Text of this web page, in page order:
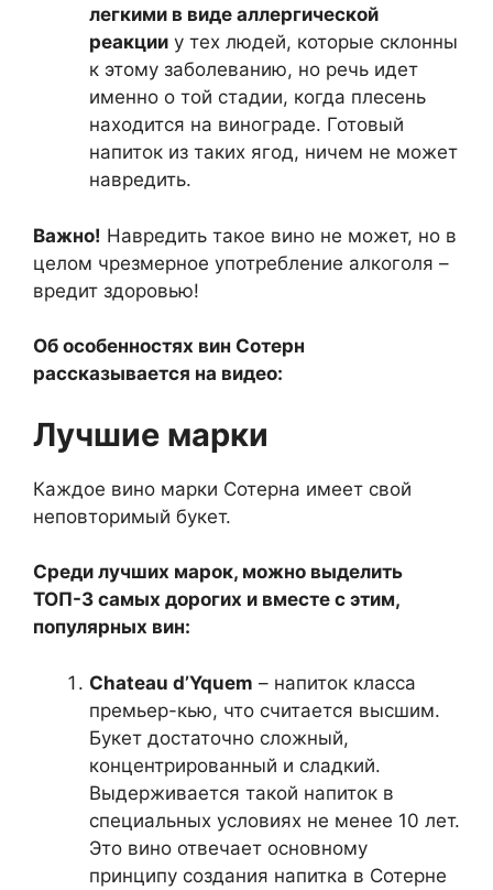
легкими в виде аллергической
реакции у тех людей, которые склонны
к этому заболеванию, но речь идет
именно о той стадии, когда плесень
находится на винограде. Готовый
напиток из таких ягод, ничем не может
навредить.
Важно! Навредить такое вино не может, но в
целом чрезмерное употребление алкоголя –
вредит здоровью!
Об особенностях вин Сотерн
рассказывается на видео:
Лучшие марки
Каждое вино марки Сотерна имеет свой
неповторимый букет.
Среди лучших марок, можно выделить
ТОП-3 самых дорогих и вместе с этим,
популярных вин:
Chateau d’Yquem – напиток класса
премьер-кью, что считается высшим.
Букет достаточно сложный,
концентрированный и сладкий.
Выдерживается такой напиток в
специальных условиях не менее 10 лет.
Это вино отвечает основному
принципу создания напитка в Сотерне